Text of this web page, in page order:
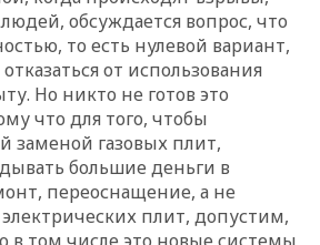
обсуждается вопрос, что
то есть нулевой вариант,
от использования
Но никто не готов это
что для того, чтобы
заменой газовых плит,
большие деньги в
переоснащение, а не
плит, допустим,